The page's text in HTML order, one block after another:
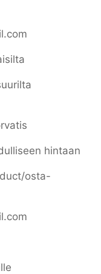
hintaan
osta-